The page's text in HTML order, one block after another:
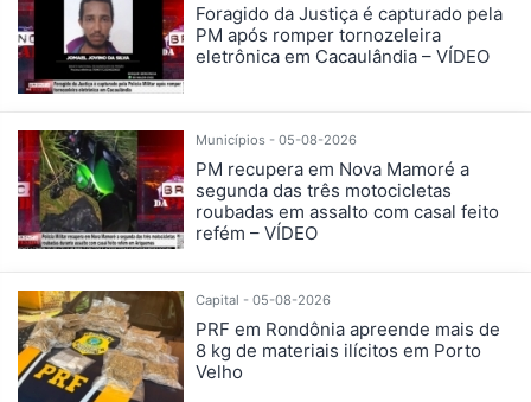
Foragido da Justiça é capturado pela
PM após romper tornozeleira
eletrônica em Cacaulândia – VÍDEO
Municípios - 05-08-2026
PM recupera em Nova Mamoré a
segunda das três motocicletas
roubadas em assalto com casal feito
refém – VÍDEO
Capital - 05-08-2026
PRF em Rondônia apreende mais de
8 kg de materiais ilícitos em Porto
Velho